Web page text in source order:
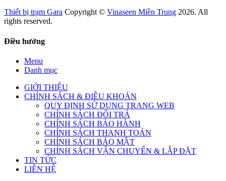
Thiết bị trạm Gara Copyright © Vinaseen Miền Trung 2026. All
rights reserved.
Điều hướng
Menu
Danh mục
GIỚI THIỆU
CHÍNH SÁCH & ĐIỀU KHOẢN
QUY ĐỊNH SỬ DỤNG TRANG WEB
CHÍNH SÁCH ĐỔI TRẢ
CHÍNH SÁCH BẢO HÀNH
CHÍNH SÁCH THANH TOÁN
CHÍNH SÁCH BẢO MẬT
CHÍNH SÁCH VẬN CHUYỂN & LẮP ĐẶT
TIN TỨC
LIÊN HỆ